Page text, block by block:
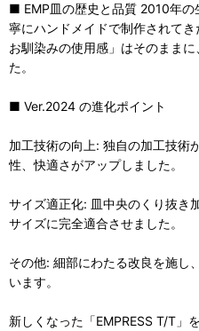
■ EMP皿の歴史と品質 2010年
寧にハンドメイドで制作されて
お馴染みの使用感」はそのまま
た。
■ Ver.2024 の進化ポイント
加工技術の向上: 独自の加工技術
性、快適さがアップしました。
サイズ適正化: 皿中央のくり抜き
サイズに完全適合させました。
その他: 細部にわたる改良を施し
います。
新しくなった「EMPRESS T/T」